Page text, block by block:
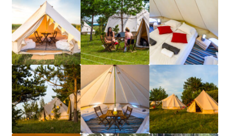
Navigatsiooni info
Sadama galerii
Saunad
Saun kaminaruumiga
Saunamaja